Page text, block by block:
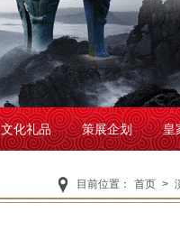
文化礼品 策展企划 皇
目前位置： 首页 >